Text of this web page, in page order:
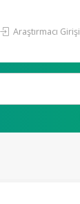
Araştırmacı Girişi